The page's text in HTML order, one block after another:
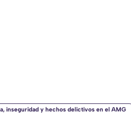
inseguridad y hechos delictivos en el AMG